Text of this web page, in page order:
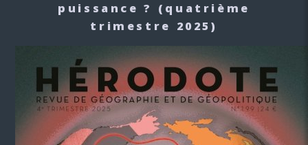
puissance ? (quatrième
trimestre 2025)